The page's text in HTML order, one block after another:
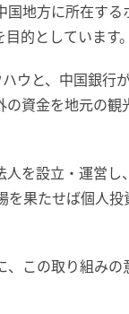
地方に所在す
的としています。
ウと、中国銀行
資金を地元の
を設立・運営
を果たせば個人
この取り組みの